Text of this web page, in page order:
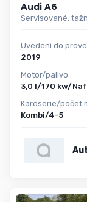
Audi A6
Servisované,
Uvedení do
2019
Motor/palivo
3,0 l/170 kw/
Karoserie/počet
Kombi/4-5